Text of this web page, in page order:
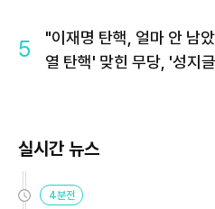
5
"이재명 탄핵, 얼마 안 남
열 탄핵' 맞힌 무당, '성지
실시간 뉴스
4분전